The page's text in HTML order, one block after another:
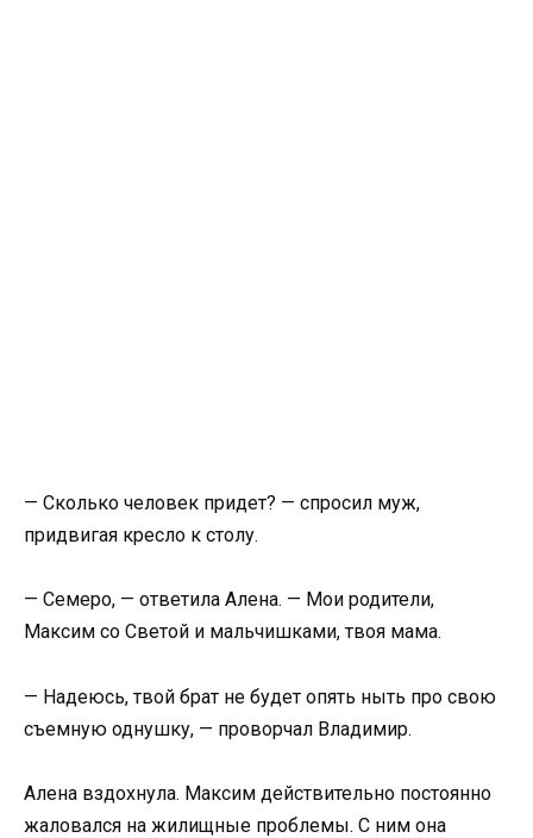
— Сколько человек придет? — спросил муж,
придвигая кресло к столу.
— Семеро, — ответила Алена. — Мои родители,
Максим со Светой и мальчишками, твоя мама.
— Надеюсь, твой брат не будет опять ныть про свою
съемную однушку, — проворчал Владимир.
Алена вздохнула. Максим действительно постоянно
жаловался на жилищные проблемы. С ним она